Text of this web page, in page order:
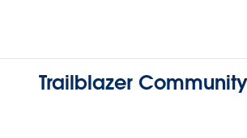
Trailblazer Community